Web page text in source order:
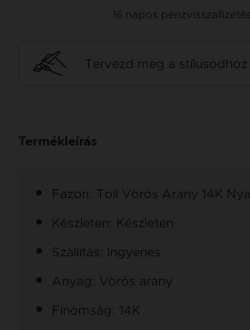
16 napos
Tervezd meg a
Termékleírás
Fazon: Toll Vörös Arany 14K
Készleten: Készleten
Szállítás: Ingyenes
Anyag: Vörös arany
Finomság: 14K